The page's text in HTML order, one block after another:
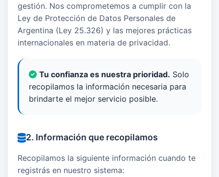
gestión. Nos comprometemos a cumplir con la
Ley de Protección de Datos Personales de
Argentina (Ley 25.326) y las mejores prácticas
internacionales en materia de privacidad.
Tu confianza es nuestra prioridad. Solo
recopilamos la información necesaria para
brindarte el mejor servicio posible.
2. Información que recopilamos
Recopilamos la siguiente información cuando te
registrás en nuestro sistema: